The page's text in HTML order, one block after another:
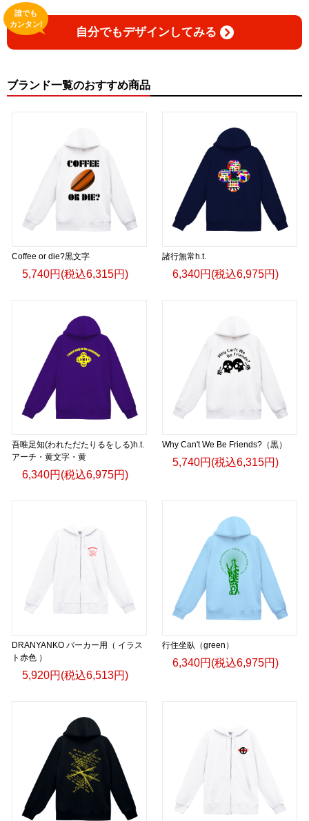
自分でもデザインしてみる
誰でも
カンタン!
ブランド一覧のおすすめ商品
Coffee or die?黒文字
5,740円(税込6,315円)
諸行無常h.t.
6,340円(税込6,975円)
吾唯足知(われただたりるをしる)h.t.
アーチ・黄文字・黄
6,340円(税込6,975円)
Why Can't We Be Friends?（黒）
5,740円(税込6,315円)
DRANYANKO パーカー用（ イラス
ト赤色 ）
5,920円(税込6,513円)
行住坐臥（green）
6,340円(税込6,975円)